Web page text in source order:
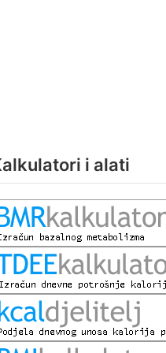
i alati